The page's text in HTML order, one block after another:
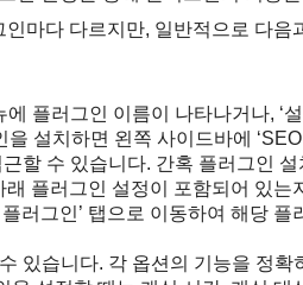
마다 다르지만, 일반적으로 다음
플러그인 이름이 나타나거나, ‘설
설치하면 왼쪽 사이드바에
할 수 있습니다. 간혹 플러그인 설
래 플러그인 설정이 포함되어 있는
러그인’ 탭으로 이동하여 해당 플
있습니다. 각 옵션의 기능을 정확